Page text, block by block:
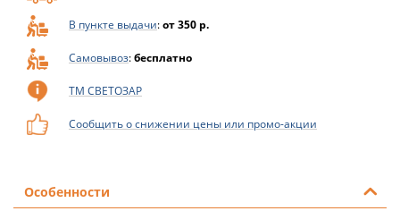
В пункте выдачи:от 350 р.
Самовывоз:бесплатно
ТМ СВЕТОЗАР
Сообщить о снижении цены или промо-акции
Особенности